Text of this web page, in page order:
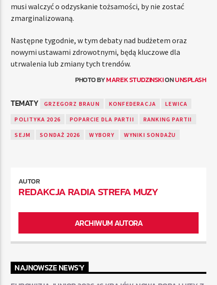
musi walczyć o odzyskanie tożsamości, by nie zostać
zmarginalizowaną.
Następne tygodnie, w tym debaty nad budżetem oraz
nowymi ustawami zdrowotnymi, będą kluczowe dla
utrwalenia lub zmiany tych trendów.
PHOTO BYMAREK STUDZINSKIONUNSPLASH
TEMATY GRZEGORZ BRAUN KONFEDERACJA LEWICA
POLITYKA 2026 POPARCIE DLA PARTII RANKING PARTII
SEJM SONDAŻ 2026 WYBORY WYNIKI SONDAŻU
AUTOR
REDAKCJA RADIA STREFA MUZY
ARCHIWUM AUTORA
NAJNOWSZE NEWS'Y